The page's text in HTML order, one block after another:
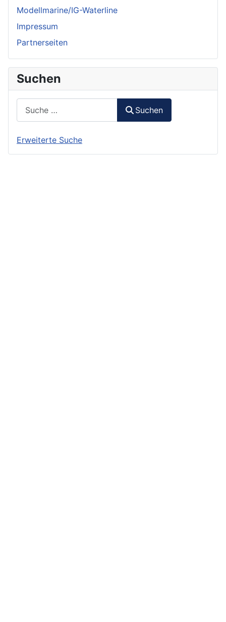
Modellmarine/IG-Waterline
Impressum
Partnerseiten
Suchen
Suchen
Erweiterte Suche